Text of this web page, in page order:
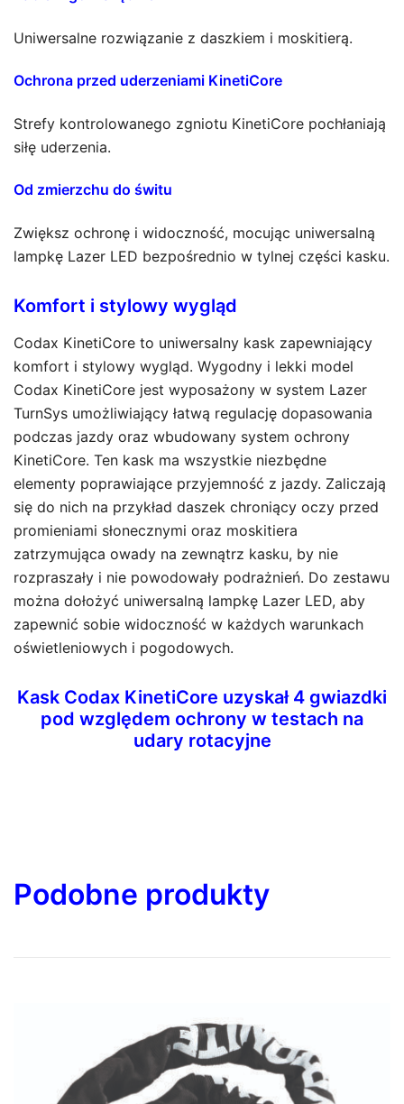
Uniwersalne rozwiązanie z daszkiem i moskitierą.
Ochrona przed uderzeniami KinetiCore
Strefy kontrolowanego zgniotu KinetiCore pochłaniają
siłę uderzenia.
Od zmierzchu do świtu
Zwiększ ochronę i widoczność, mocując uniwersalną
lampkę Lazer LED bezpośrednio w tylnej części kasku.
Komfort i stylowy wygląd
Codax KinetiCore to uniwersalny kask zapewniający
komfort i stylowy wygląd. Wygodny i lekki model
Codax KinetiCore jest wyposażony w system Lazer
TurnSys umożliwiający łatwą regulację dopasowania
podczas jazdy oraz wbudowany system ochrony
KinetiCore. Ten kask ma wszystkie niezbędne
elementy poprawiające przyjemność z jazdy. Zaliczają
się do nich na przykład daszek chroniący oczy przed
promieniami słonecznymi oraz moskitiera
zatrzymująca owady na zewnątrz kasku, by nie
rozpraszały i nie powodowały podrażnień. Do zestawu
można dołożyć uniwersalną lampkę Lazer LED, aby
zapewnić sobie widoczność w każdych warunkach
oświetleniowych i pogodowych.
Kask Codax KinetiCore uzyskał 4 gwiazdki
pod względem ochrony w testach na
udary rotacyjne
Podobne produkty